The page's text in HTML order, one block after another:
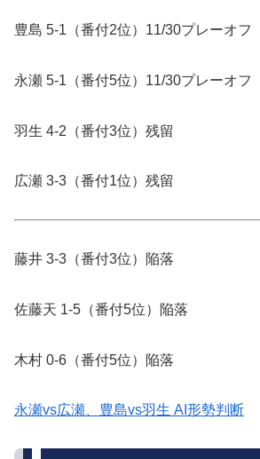
豊島 5-1（番付2位）11/30プレーオフ
永瀬 5-1（番付5位）11/30プレーオフ
羽生 4-2（番付3位）残留
広瀬 3-3（番付1位）残留
藤井 3-3（番付3位）陥落
佐藤天 1-5（番付5位）陥落
木村 0-6（番付5位）陥落
永瀬vs広瀬、豊島vs羽生 AI形勢判断